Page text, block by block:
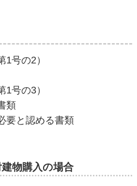
1号の2）
1号の3）
類
要と認める書類
物購入の場合